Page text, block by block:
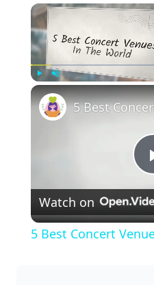
Watch on
5 Best Concert